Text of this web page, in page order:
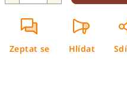
Zeptat se Hlídat